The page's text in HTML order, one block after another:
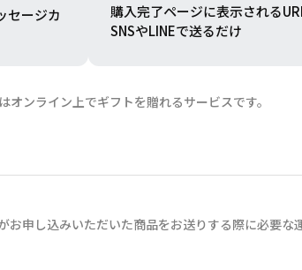
セージカ
購入完了ページに表示される
SNSやLINEで送るだけ
ンライン上でギフトを贈れるサービスです。
申し込みいただいた商品をお送りする際に必要な